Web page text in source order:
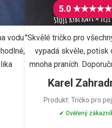
vodu
5.0 ★★★★★
"Skvělé tričko pro
vypadá skvěle, potisk
mnoha praních.
Karel
Produkt: Tričko pro
✔ Ověřený